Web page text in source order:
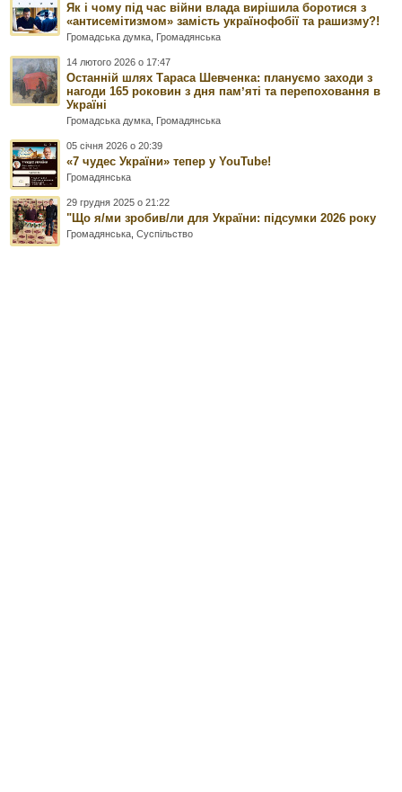
Як і чому під час війни влада вирішила боротися з
«антисемітизмом» замість українофобії та рашизму?!
Громадська думка Громадянська
14 лютого 2026 о 17:47
Останній шлях Тараса Шевченка: плануємо заходи з
нагоди 165 роковин з дня памʼяті та перепоховання в
Україні
Громадська думка Громадянська
05 січня 2026 о 20:39
«7 чудес України» тепер у YouTube!
Громадянська
29 грудня 2025 о 21:22
"Що я/ми зробив/ли для України: підсумки 2026 року
Громадянська ,Суспільство